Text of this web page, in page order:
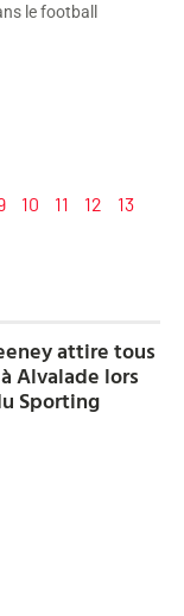
le football
10 11 12
13
attire tous
Alvalade lors
Sporting